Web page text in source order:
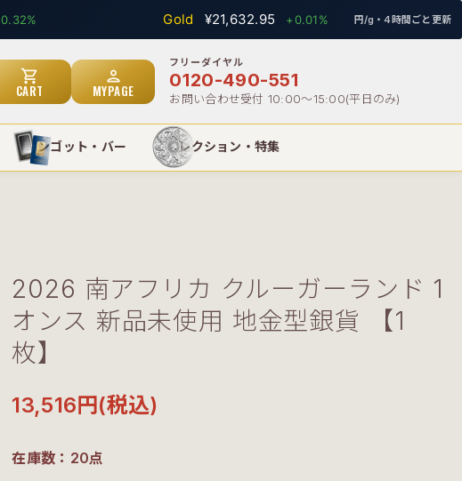
¥21,632.95 +0.01% 円/g・4時間ごと更新
0120-490-551
お問い合わせ受付 10:00〜15:00(平日のみ)
shopping_cart
CART
person
MYPAGE
インゴット・バー コレクション・特集
2026 南アフリカ クルーガーランド 1
オンス 新品未使用 地金型銀貨 【1
枚】
13,516円(税込)
在庫数：20点